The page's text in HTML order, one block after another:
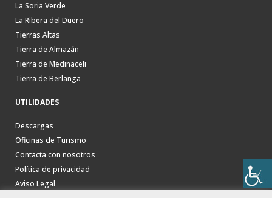
La Soria Verde
La Ribera del Duero
Tierras Altas
Tierra de Almazán
Tierra de Medinaceli
Tierra de Berlanga
UTILIDADES
Descargas
Oficinas de Turismo
Contacta con nosotros
Política de privacidad
Aviso Legal